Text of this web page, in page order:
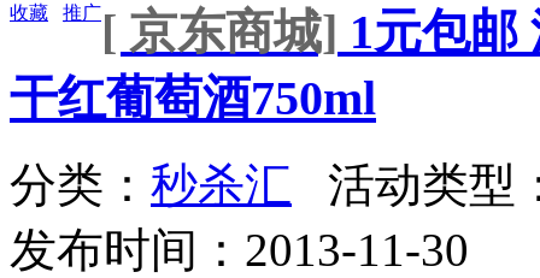
收藏 推广[ 京东商城] 1元包邮
干红葡萄酒750ml
分类： 秒杀汇 活动类型
发布时间：2013-11-30